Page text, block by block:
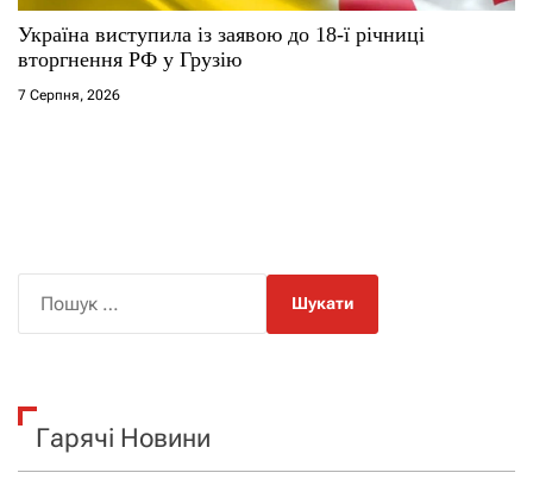
Україна виступила із заявою до 18-ї річниці
вторгнення РФ у Грузію
7 Серпня, 2026
к
Гарячі Новини